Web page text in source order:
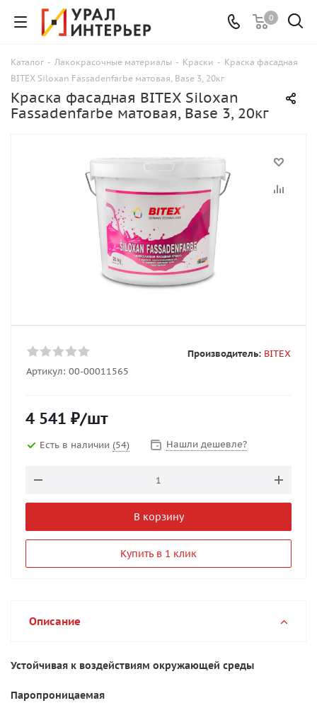
0
Каталог - Лакокрасочные материалы - Краски - Краска фасадная
BITEX Siloxan Fassadenfarbe матовая, Base 3, 20кг
Краска фасадная BITEX Siloxan
Fassadenfarbe матовая, Base 3, 20кг
Артикул: 00-00011565
Производитель: BITEX
4 541 ₽/шт
Есть в наличии (54) Нашли дешевле?
В корзину
Купить в 1 клик
Описание
Устойчивая к воздействиям окружающей среды
Паропроницаемая